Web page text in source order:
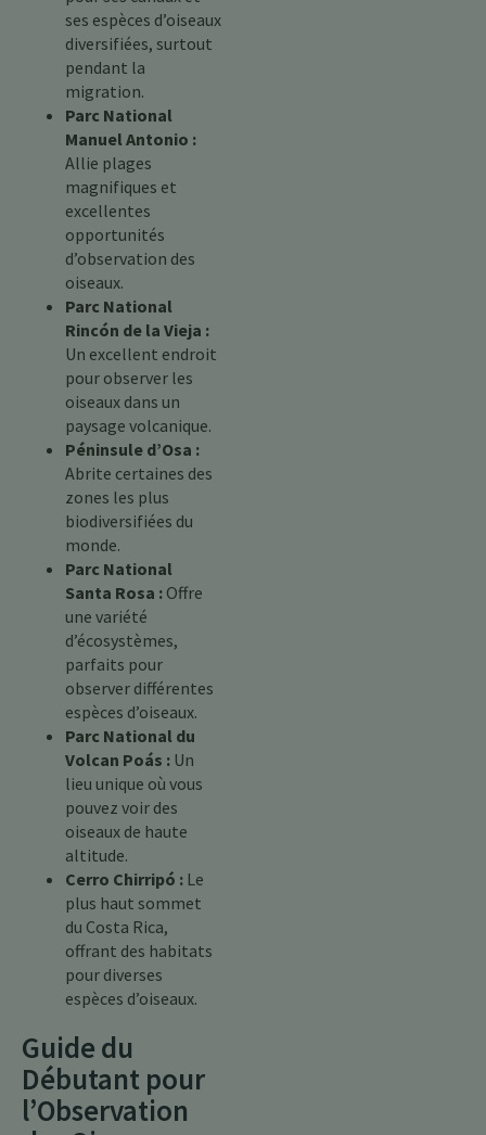
ses espèces d’oiseaux
diversifiées, surtout
pendant la
migration.
Parc National
Manuel Antonio :
Allie plages
magnifiques et
excellentes
opportunités
d’observation des
oiseaux.
Parc National
Rincón de la Vieja :
Un excellent endroit
pour observer les
oiseaux dans un
paysage volcanique.
Péninsule d’Osa :
Abrite certaines des
zones les plus
biodiversifiées du
monde.
Parc National
Santa Rosa : Offre
une variété
d’écosystèmes,
parfaits pour
observer différentes
espèces d’oiseaux.
Parc National du
Volcan Poás : Un
lieu unique où vous
pouvez voir des
oiseaux de haute
altitude.
Cerro Chirripó : Le
plus haut sommet
du Costa Rica,
offrant des habitats
pour diverses
espèces d’oiseaux.
Guide du
Débutant pour
l’Observation